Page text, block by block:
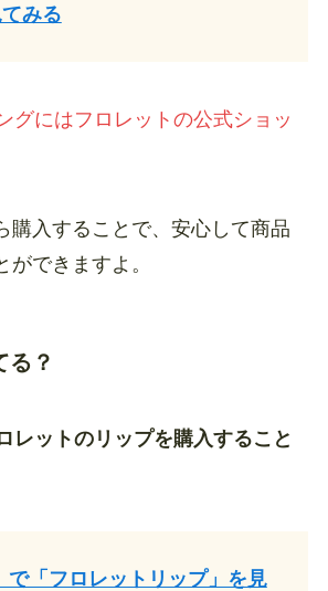
みる
グにはフロレットの公式ショッ
購入することで、安心して商品
ができますよ。
る？
レットのリップを購入すること
で「フロレットリップ」を見